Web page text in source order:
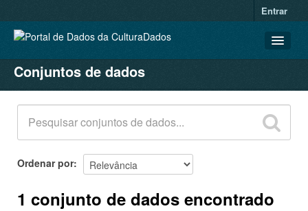
Entrar
CONJUNTOS DE DADOS
ORGANIZAÇÕES
GRUPOS
SOBRE
Conjuntos de dados
Ordenar por
1 conjunto de dados encontrado